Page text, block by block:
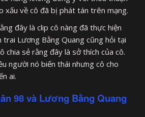
xấu về cô đã bị phát tán trên mạng.
đây là clip cô nàng đã thực hiện
trai Lương Bằng Quang cũng hỏi tại
chia sẻ rằng đây là sở thích của cô.
người nó biến thái nhưng cô cho
ai.
98 và Lương Bằng Quang